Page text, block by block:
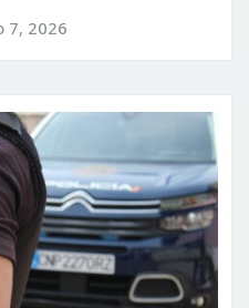
7, 2026